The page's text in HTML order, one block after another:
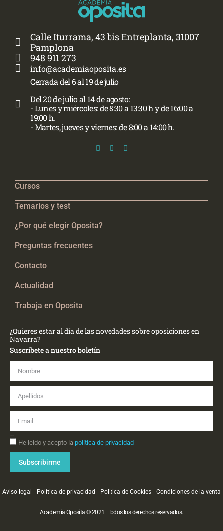
Calle Iturrama, 43 bis Entreplanta, 31007
Pamplona
948 911 273
info@academiaoposita.es
Cerrada del 6 al 19 de julio
Del 20 de julio al 14 de agosto:
- Lunes y miércoles: de 8:30 a 13:30 h y de 16:00 a
19:00 h.
- Martes, jueves y viernes: de 8:00 a 14:00 h.
Cursos
Temarios y test
¿Por qué elegir Oposita?
Preguntas frecuentes
Contacto
Actualidad
Trabaja en Oposita
¿Quieres estar al día de las novedades sobre oposiciones en
Navarra?
Suscríbete a nuestro boletín
He leido y acepto la política de privacidad
Subscribirme
Academia Oposita © 2021. Todos los derechos reservados.
Aviso legal Política de privacidad Politica de Cookies Condiciones de la venta